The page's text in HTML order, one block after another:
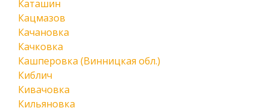
Каташин
Кацмазов
Качановка
Качковка
Кашперовка (Винницкая обл.)
Киблич
Кивачовка
Кильяновка